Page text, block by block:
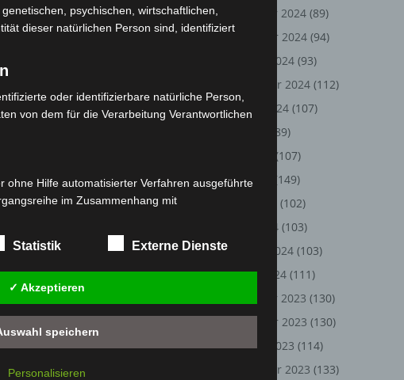
Sturm oder starker
zunehmend an ihre Grenzen
und Vernetzung mit
stellen sich die
und
sowie in der Offshore- und
werden vorgestellt.
Der Auftritt
digitale
Dezember 2024 (89)
November 2024 (94)
Oktober 2024 (93)
September 2024 (112)
August 2024 (107)
(89)
(107)
Mai 2024
(149)
(102)
März 2024 (103)
Februar 2024 (103)
Januar 2024 (111)
Dezember 2023 (130)
November 2023 (130)
Oktober 2023 (114)
September 2023 (133)
psychischen, wirtschaftlichen,
dieser natürlichen Person sind, identifiziert
oder identifizierbare natürliche Person,
von dem für die Verarbeitung Verantwortlichen
ohne Hilfe automatisierter Verfahren ausgeführte
im Zusammenhang mit
die Anpassung oder Veränderung, das Auslesen,
die Offenlegung durch Übermittlung, Verbreitung
den Abgleich oder die Verknüpfung,
oder die Vernichtung.
Verarbeitung
ist die Markierung gespeicherter
Statistik Externe Dienste
✓ Akzeptieren
speichern
Personalisieren